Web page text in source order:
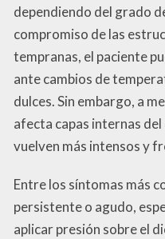
dependiendo del grado
compromiso de las
tempranas, el paciente
ante cambios de
dulces. Sin embargo, a
afecta capas internas
vuelven más intensos y
Entre los síntomas más
persistente o agudo,
aplicar presión sobre el